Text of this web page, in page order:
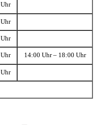
14:00 Uhr – 18:00 Uhr